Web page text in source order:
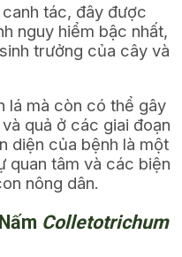
tác, đây được
nguy hiểm bậc nhất,
trưởng của cây và
lá mà còn có thể gây
quả ở các giai đoạn
diện của bệnh là một
quan tâm và các biện
nông dân.
Colletotrichum